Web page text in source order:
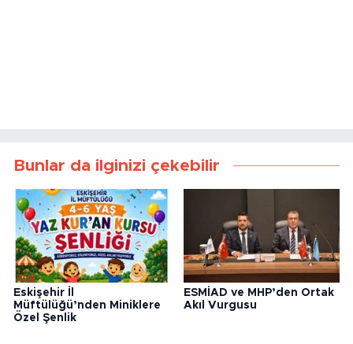
Bunlar da ilginizi çekebilir
Eskişehir İl
Müftülüğü’nden Miniklere
Özel Şenlik
ESMİAD ve MHP’den Ortak
Akıl Vurgusu